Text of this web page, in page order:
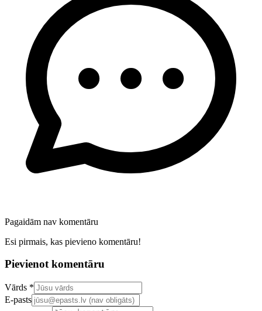
Pagaidām nav komentāru
Esi pirmais, kas pievieno komentāru!
Pievienot komentāru
Confirm your email address
Vārds *
E-pasts